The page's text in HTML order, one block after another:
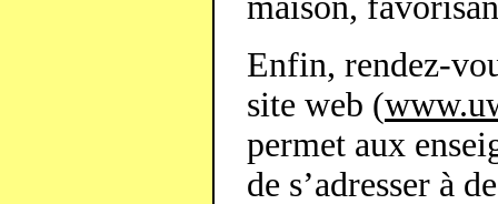
Enfin, rendez-
site web (
permet aux
de s’adresser à